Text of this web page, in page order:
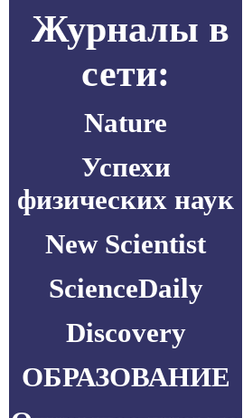
Журналы в
сети:
Nature
Успехи
физических наук
New Scientist
ScienceDaily
Discovery
ОБРАЗОВАНИЕ